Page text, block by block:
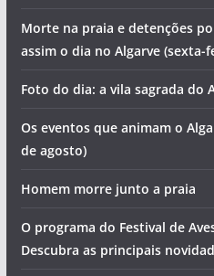
Morte na praia e detenções
assim o dia no Algarve (sexta-
Foto do dia: a vila sagrada do
Os eventos que animam o
de agosto)
Homem morre junto a praia
O programa do Festival de
Descubra as principais